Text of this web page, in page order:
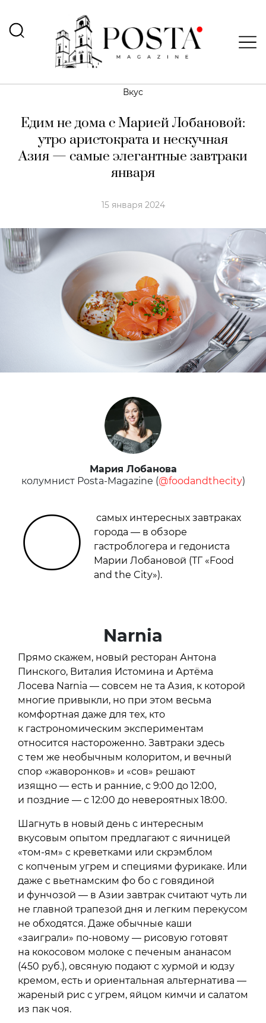
Вкус
Едим не дома с Марией Лобановой:
утро аристократа и нескучная
Азия — самые элегантные завтраки
января
15 января 2024
Мария Лобанова
колумнист Posta-Magazine (@foodandthecity)
О
самых интересных завтраках
города — в обзоре
гастроблогера и гедониста
Марии Лобановой (ТГ «Food
and the City»).
Narnia
Прямо скажем, новый ресторан Антона
Пинского, Виталия Истомина и Артёма
Лосева Narnia — совсем не та Азия, к которой
многие привыкли, но при этом весьма
комфортная даже для тех, кто
к гастрономическим экспериментам
относится настороженно. Завтраки здесь
с тем же необычным колоритом, и вечный
спор «жаворонков» и «сов» решают
изящно — есть и ранние, с 9:00 до 12:00,
и поздние — с 12:00 до невероятных 18:00.
Шагнуть в новый день с интересным
вкусовым опытом предлагают с яичницей
«том-ям» с креветками или скрэмблом
с копченым угрем и специями фурикаке. Или
даже с вьетнамским фо бо с говядиной
и фунчозой — в Азии завтрак считают чуть ли
не главной трапезой дня и легким перекусом
не обходятся. Даже обычные каши
«заиграли» по-новому — рисовую готовят
на кокосовом молоке с печеным ананасом
(450 руб.), овсяную подают с хурмой и юдзу
кремом, есть и ориентальная альтернатива —
жареный рис с угрем, яйцом кимчи и салатом
из пак чоя.